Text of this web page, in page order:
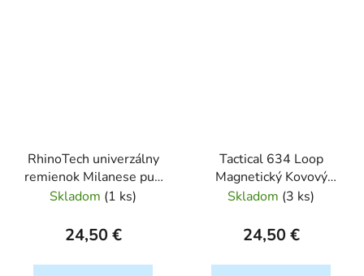
RhinoTech univerzálny
remienok Milanese pull
Quick Release 20mm
Skladom (1 ks)
24,50 €
Tactical 634 Loop
Magnetický Kovový
Remienok 20mm
Skladom (3 ks)
24,50 €